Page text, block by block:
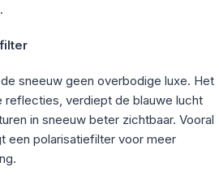
sneeuw geen overbodige luxe. Het
reflecties, verdiept de blauwe lucht
in sneeuw beter zichtbaar. Vooral
een polarisatiefilter voor meer